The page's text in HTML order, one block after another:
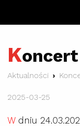
K
Aktualności
2025-03-25
W dniu